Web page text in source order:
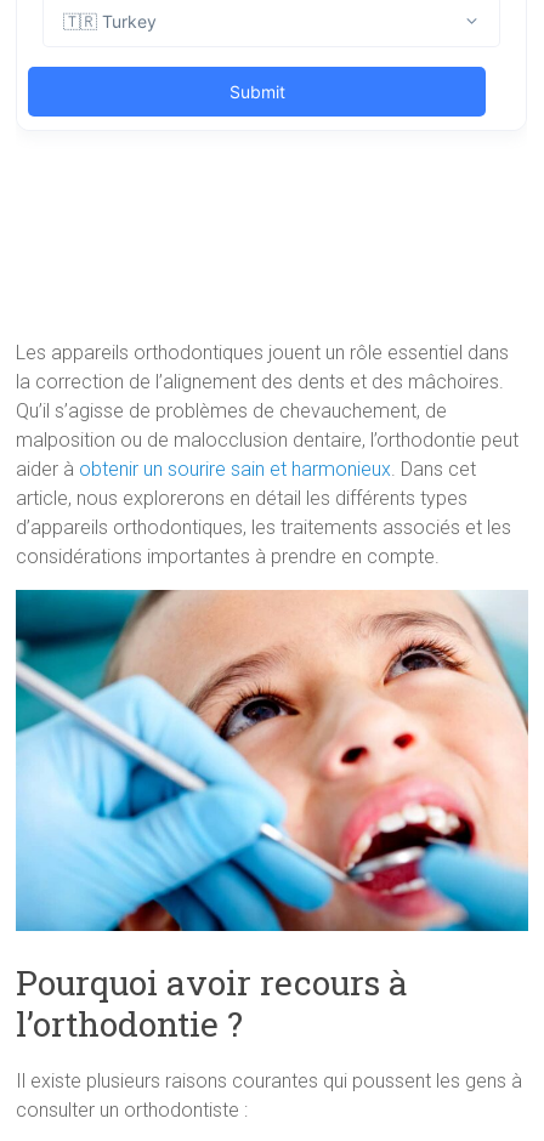
Les appareils orthodontiques jouent un rôle essentiel dans
la correction de l’alignement des dents et des mâchoires.
Qu’il s’agisse de problèmes de chevauchement, de
malposition ou de malocclusion dentaire, l’orthodontie peut
aider à obtenir un sourire sain et harmonieux. Dans cet
article, nous explorerons en détail les différents types
d’appareils orthodontiques, les traitements associés et les
considérations importantes à prendre en compte.
Pourquoi avoir recours à
l’orthodontie ?
Il existe plusieurs raisons courantes qui poussent les gens à
consulter un orthodontiste :